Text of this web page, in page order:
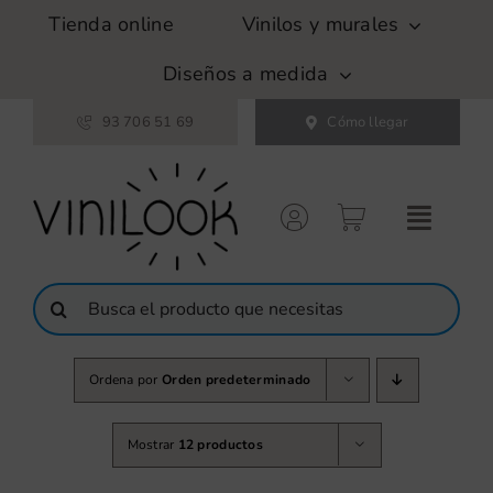
SaltarTienda online
Vinilos y murales
Diseños a medida
93 706 51 69 Cómo llegar
Buscar:
Ordena por Orden predeterminado
Mostrar 12 productos